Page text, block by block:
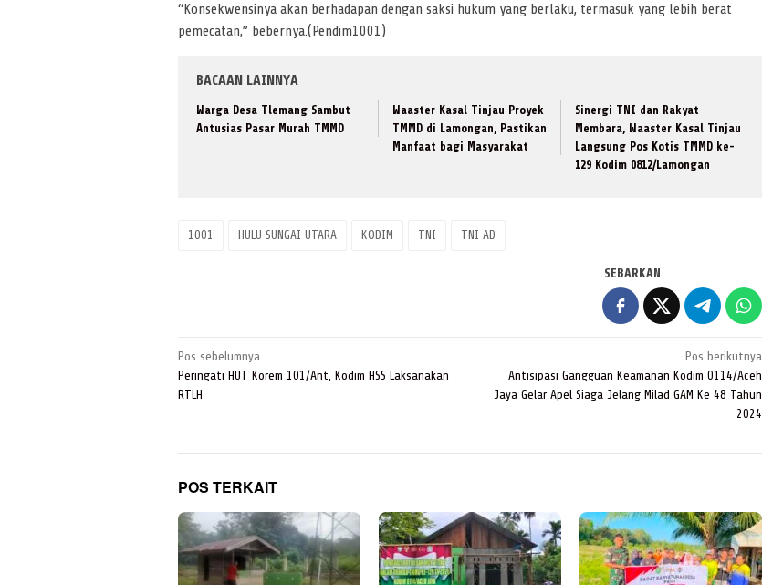
“Konsekwensinya akan berhadapan dengan saksi hukum yang berlaku, termasuk yang lebih berat
pemecatan,” bebernya.(Pendim1001)
BACAAN LAINNYA
Warga Desa Tlemang Sambut
Antusias Pasar Murah TMMD
Waaster Kasal Tinjau Proyek
TMMD di Lamongan, Pastikan
Manfaat bagi Masyarakat
Sinergi TNI dan Rakyat
Membara, Waaster Kasal Tinjau
Langsung Pos Kotis TMMD ke-
129 Kodim 0812/Lamongan
1001 HULU SUNGAI UTARA KODIM TNI TNI AD
SEBARKAN
Navigasi
pos
Pos sebelumnya
Peringati HUT Korem 101/Ant, Kodim HSS Laksanakan
RTLH
Pos berikutnya
Antisipasi Gangguan Keamanan Kodim 0114/Aceh
Jaya Gelar Apel Siaga Jelang Milad GAM Ke 48 Tahun
2024
POS TERKAIT